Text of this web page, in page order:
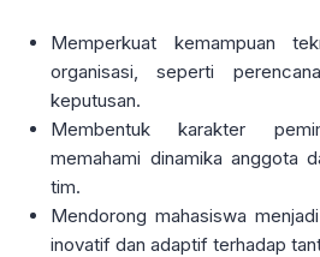
Memperkuat kemampuan
organisasi, seperti
keputusan.
Membentuk karakter
memahami dinamika anggota
tim.
Mendorong mahasiswa
inovatif dan adaptif terhadap